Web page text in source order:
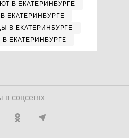
В ЕКАТЕРИНБУРГЕ
ЕКАТЕРИНБУРГЕ
В ЕКАТЕРИНБУРГЕ
В ЕКАТЕРИНБУРГЕ
в соцсетях